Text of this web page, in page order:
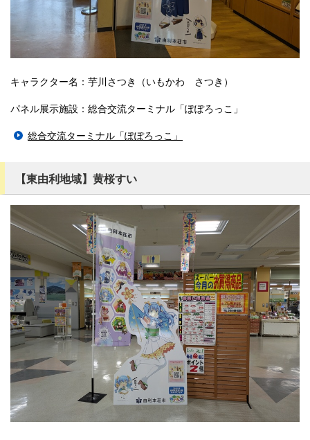
キャラクター名：芋川さつき（いもかわ さつき）
パネル展示施設：総合交流ターミナル「ぽぽろっこ」
総合交流ターミナル「ぽぽろっこ」
【東由利地域】黄桜すい